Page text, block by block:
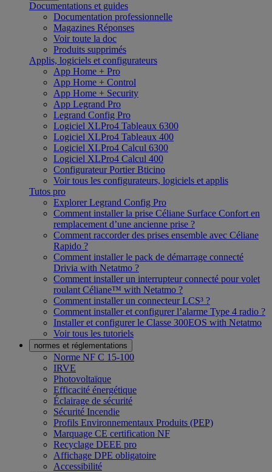
Documentations et guides
Documentation professionnelle
Magazines Réponses
Voir toute la doc
Produits supprimés
Applis, logiciels et configurateurs
App Home + Pro
App Home + Control
App Home + Security
App Legrand Pro
Legrand Config Pro
Logiciel XLPro4 Tableaux 6300
Logiciel XLPro4 Tableaux 400
Logiciel XLPro4 Calcul 6300
Logiciel XLPro4 Calcul 400
Configurateur Portier Bticino
Voir tous les configurateurs, logiciels et applis
Tutos pro
Explorer Legrand Config Pro
Comment installer la prise Céliane Surface Confort en
remplacement d’une ancienne prise ?
Comment raccorder des prises ensemble avec Céliane
Rapido ?
Comment installer le pack de démarrage connecté
Drivia with Netatmo ?
Comment installer un interrupteur connecté pour volet
roulant Céliane™ with Netatmo ?
Comment installer un connecteur LCS³ ?
Comment installer et configurer l’alarme Type 4 radio ?
Installer et configurer le Classe 300EOS with Netatmo
Voir tous les tutoriels
normes et réglementations
Norme NF C 15-100
IRVE
Photovoltaïque
Efficacité énergétique
Éclairage de sécurité
Sécurité Incendie
Profils Environnementaux Produits (PEP)
Marquage CE certification NF
Recyclage DEEE pro
Affichage DPE obligatoire
Accessibilité